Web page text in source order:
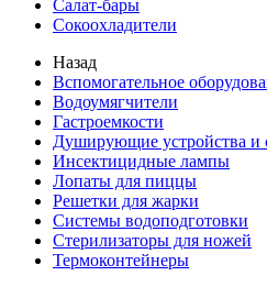
Салат-бары
Сокоохладители
Назад
Вспомогательное
Водоумягчители
Гастроемкости
Душирующие устройства и
Инсектицидные лампы
Лопаты для пиццы
Решетки для жарки
Системы водоподготовки
Стерилизаторы для ножей
Термоконтейнеры